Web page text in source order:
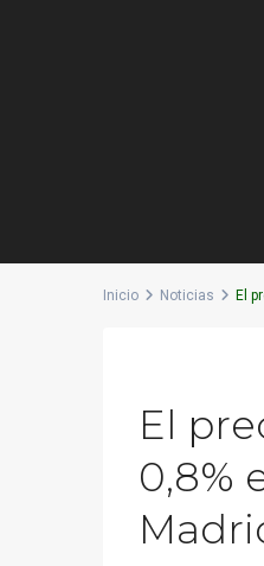
Inicio Noticias El
El
0,8%